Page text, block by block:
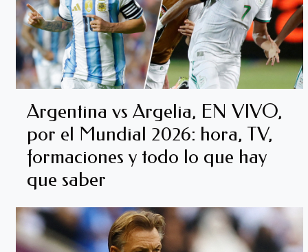
Argentina vs Argelia, EN VIVO,
por el Mundial 2026: hora, TV,
formaciones y todo lo que hay
que saber